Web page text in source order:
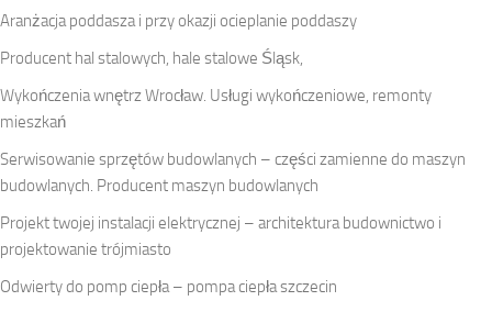
Aranżacja poddasza i przy okazji ocieplanie poddaszy
Producent hal stalowych, hale stalowe Śląsk,
Wykończenia wnętrz Wrocław. Usługi wykończeniowe, remonty
mieszkań
Serwisowanie sprzętów budowlanych – części zamienne do maszyn
budowlanych. Producent maszyn budowlanych
Projekt twojej instalacji elektrycznej – architektura budownictwo i
projektowanie trójmiasto
Odwierty do pomp ciepła – pompa ciepła szczecin